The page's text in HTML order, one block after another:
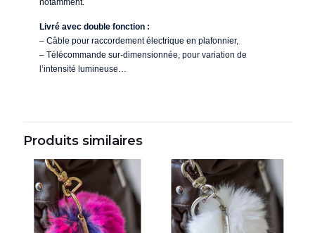
Livré avec double fonction :
– Câble pour raccordement électrique en plafonnier,
– Télécommande sur-dimensionnée, pour variation de
l’intensité lumineuse…
Produits similaires